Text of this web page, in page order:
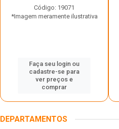
Código: 19071
*Imagem meramente ilustrativa
Faça seu login ou
cadastre-se para
ver preços e
comprar
DEPARTAMENTOS